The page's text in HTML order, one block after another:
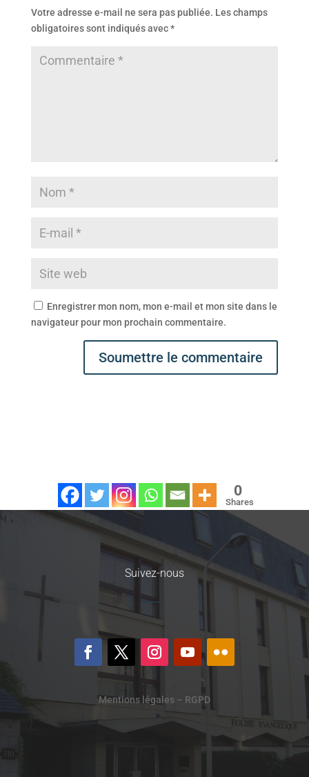
Votre adresse e-mail ne sera pas publiée. Les champs
obligatoires sont indiqués avec*
Enregistrer mon nom, mon e-mail et mon site dans le
navigateur pour mon prochain commentaire.
Soumettre le commentaire
0
Shares
Suivez-nous
Mentions légales – RGPD